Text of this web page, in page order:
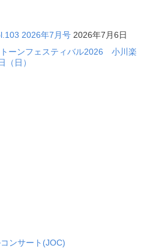
2026年7月号 2026年7月6日
トーンフェスティバル2026 小川楽
日）
ンサート(JOC)